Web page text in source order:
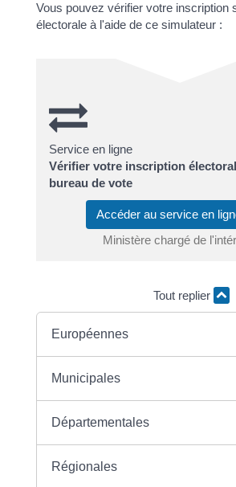
Vous pouvez vérifier votre inscription
électorale à l'aide de ce simulateur :
Service en ligne
Vérifier votre inscription
bureau de vote
Accéder au service en
Ministère chargé de
Tout replier
Européennes
Municipales
Départementales
Régionales